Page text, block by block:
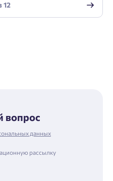
12
вопрос
данных
рассылку